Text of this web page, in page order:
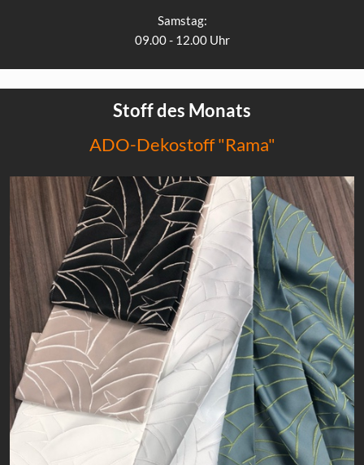
Samstag:
09.00 - 12.00 Uhr
Stoff des Monats
ADO-Dekostoff "Rama"